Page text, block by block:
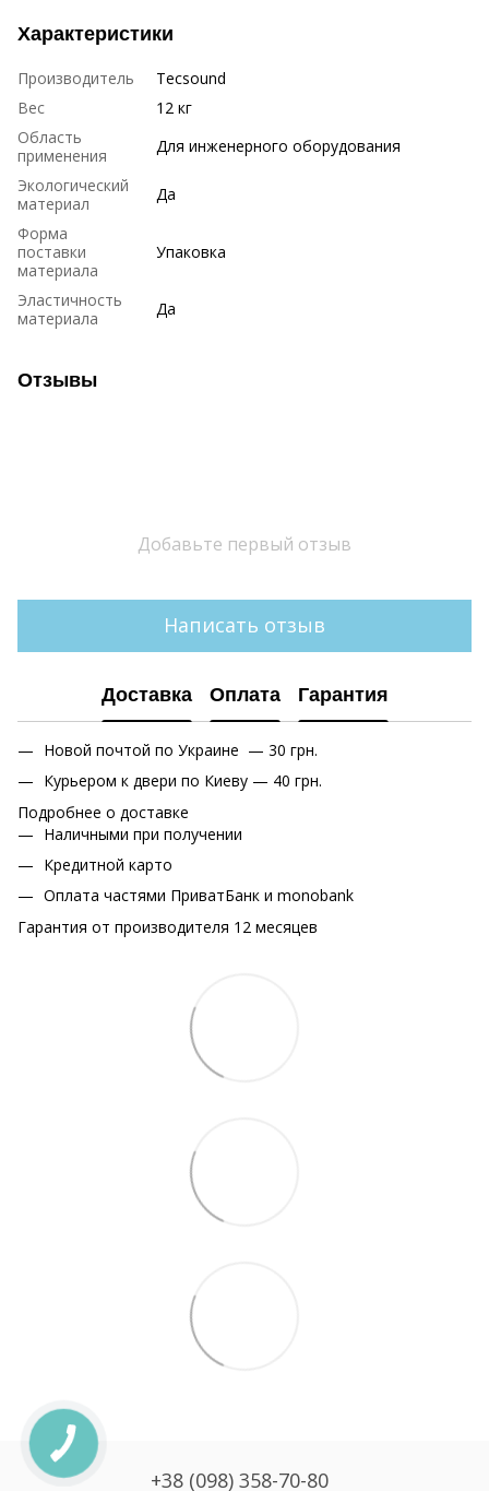
Характеристики
Производитель
Tecsound
Вес
12 кг
Область
применения
Для инженерного оборудования
Экологический
материал
Да
Форма
поставки
материала
Упаковка
Эластичность
материала
Да
Отзывы
Добавьте первый отзыв
Написать отзыв
Доставка Оплата Гарантия
Новой почтой по Украине — 30 грн.
Курьером к двери по Киеву — 40 грн.
Подробнее о доставке
Наличными при получении
Кредитной карто
Оплата частями ПриватБанк и monobank
Гарантия от производителя 12 месяцев
+38 (098) 358-70-80